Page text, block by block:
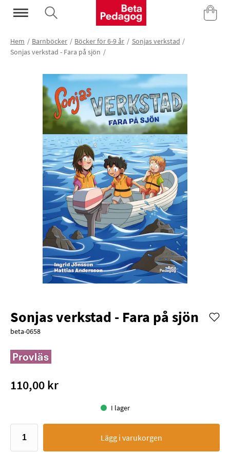
Mina Sidor
Hem Barnböcker Böcker för 6-9 år
Sonjas verkstad
Sonjas verkstad - Fara på sjön
Sonjas verkstad - Fara på sjön
beta-0658
110,00 kr
I lager
Lägg i varukorgen